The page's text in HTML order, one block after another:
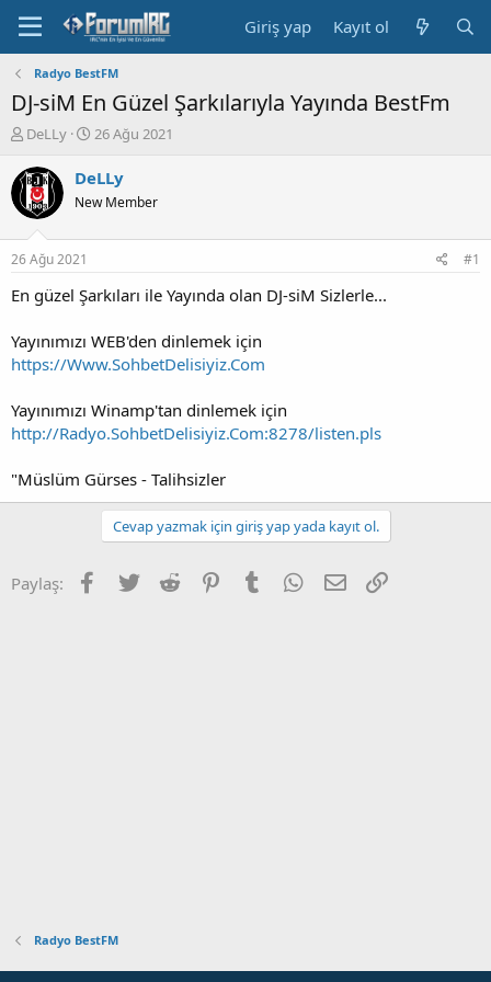
Giriş yap Kayıt ol
Radyo BestFM
DJ-siM En Güzel Şarkılarıyla Yayında BestFm
K
n
b
u
u
b
a
a
t
n
DeLLy
B
ş
a
ç
r
i
i
26 Ağu 2021
DeLLy
New Member
26 Ağu 2021 #1
En güzel Şarkıları ile Yayında olan DJ-siM Sizlerle...
Yayınımızı WEB'den dinlemek için
https://Www.SohbetDelisiyiz.Com
Yayınımızı Winamp'tan dinlemek için
http://Radyo.SohbetDelisiyiz.Com:8278/listen.pls
"Müslüm Gürses - Talihsizler
Cevap yazmak için giriş yap yada kayıt ol.
Paylaş: Facebook
Twitter Reddit PinterestTumblr WhatsApp
E-posta
Radyo BestFM